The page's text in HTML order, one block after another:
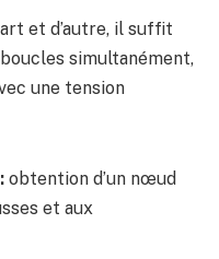
et d’autre, il suffit
simultanément,
une tension
obtention d’un nœud
et aux